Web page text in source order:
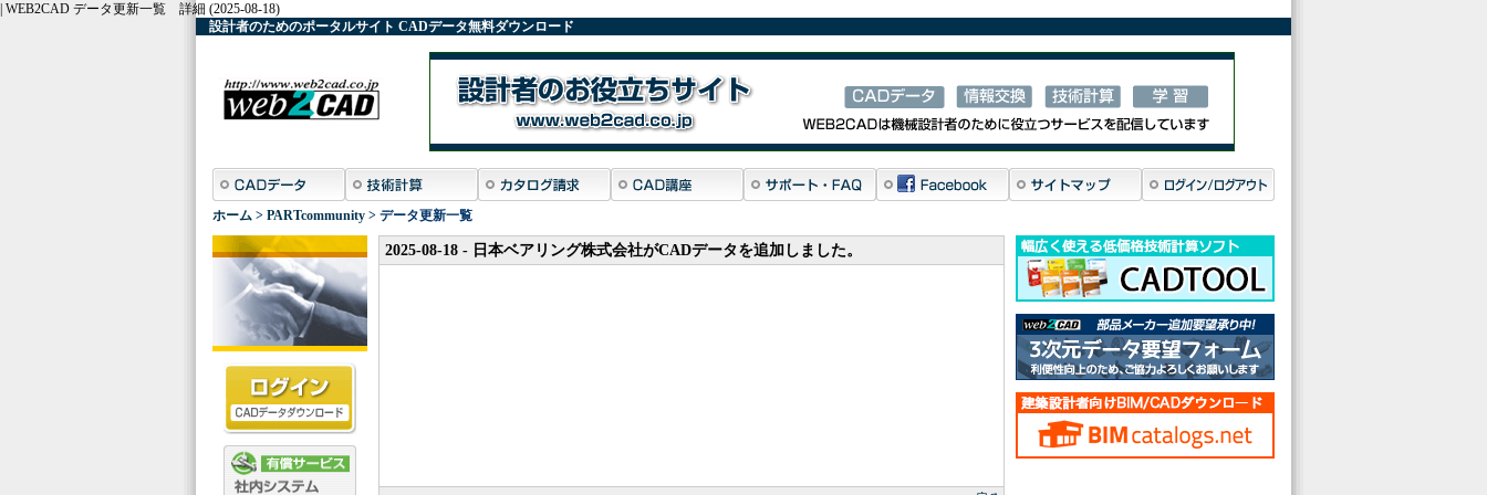
| WEB2CAD データ更新一覧 詳細 (2025-08-18)
設計者のためのポータルサイト CADデータ無料ダウンロード
ホーム > PARTcommunity > データ更新一覧
2025-08-18 - 日本ベアリング株式会社がCADデータを追加しました。